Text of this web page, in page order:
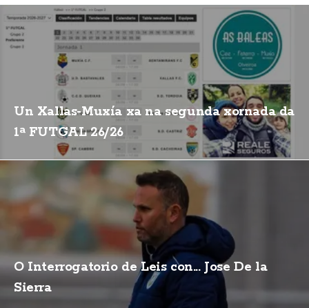
Un Xallas-Muxía xa na segunda xornada da
1ª FUTGAL 26/26
O Interrogatorio de Leis con... Jose De la
Sierra